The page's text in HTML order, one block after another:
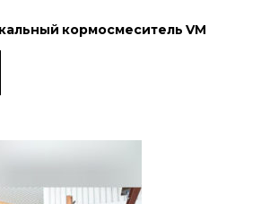
кормосмеситель VM